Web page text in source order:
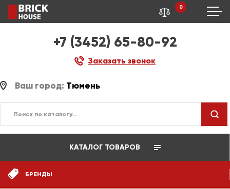
+7 (3452) 65-80-92
Заказать звонок
0
Ваш город: Тюмень
КАТАЛОГ ТОВАРОВ
БРЕНДЫ